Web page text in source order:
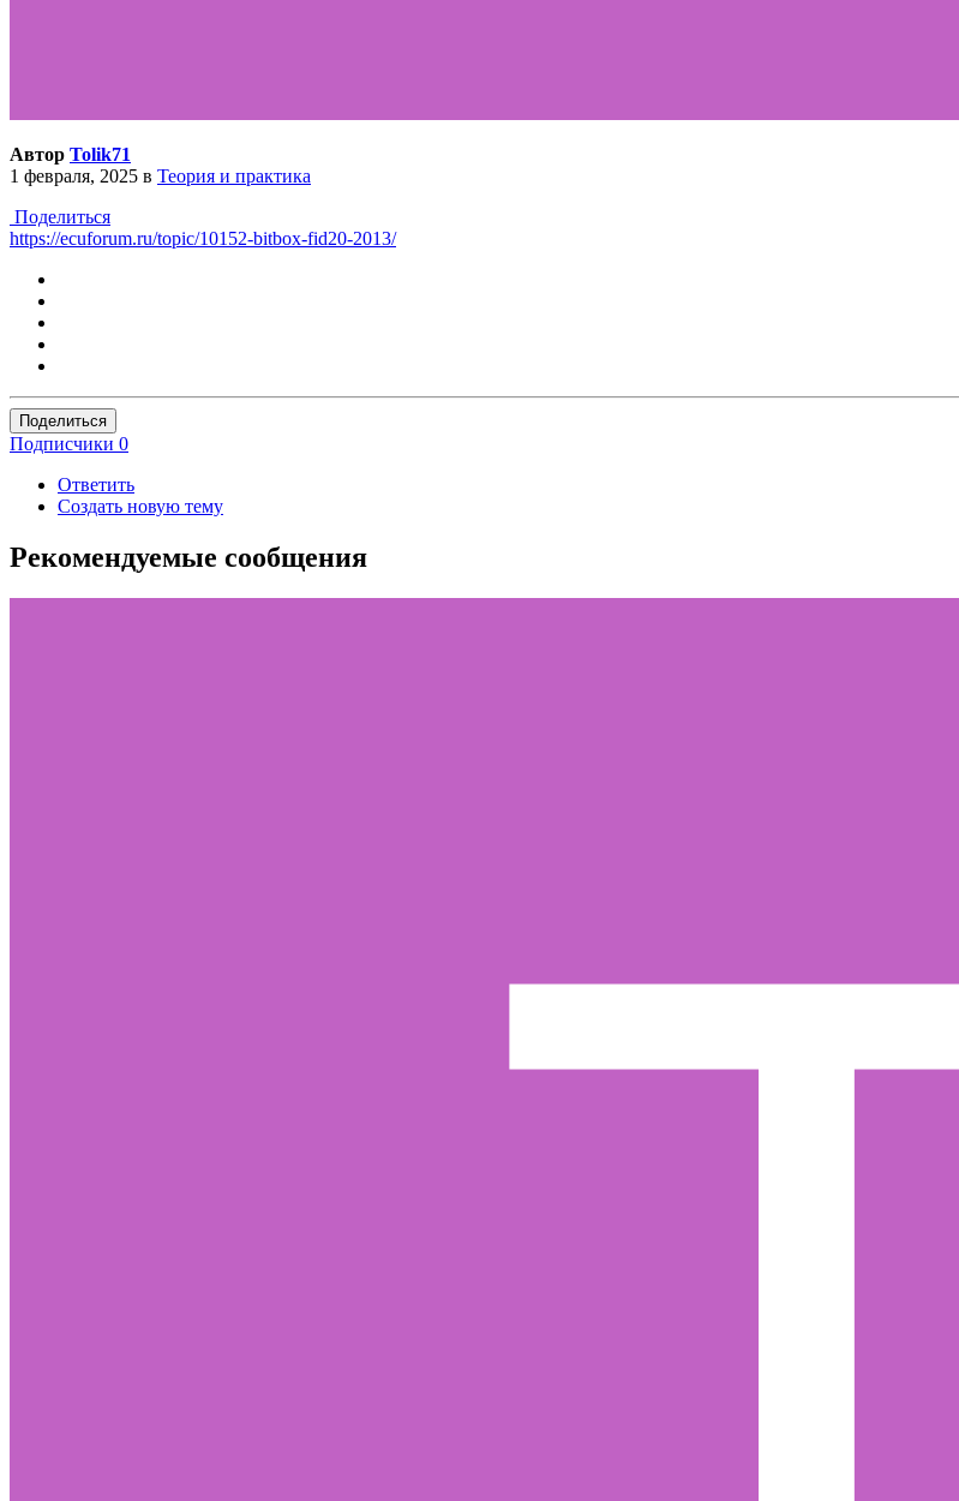
Автор Tolik71
1 февраля, 2025 в Теория и практика
Поделиться
https://ecuforum.ru/topic/10152-bitbox-fid20-2013/
Поделиться
Подписчики 0
Ответить
Создать новую тему
Рекомендуемые сообщения